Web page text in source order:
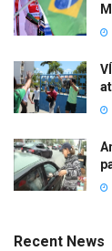
Recent News